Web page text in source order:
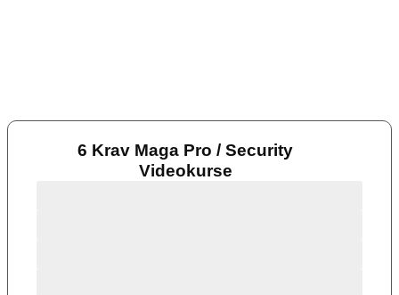
6 Krav Maga Pro / Security
Videokurse